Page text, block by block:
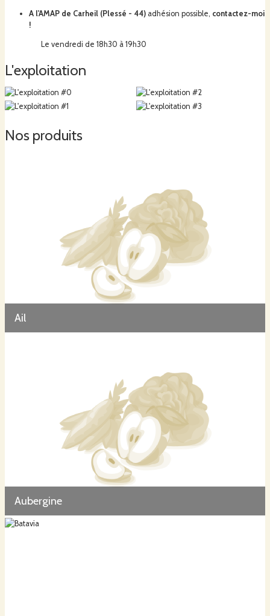
La présence de refuges à biodiversité : haies, zone humide,
mare et ruisseau, tas de bois, zones nons cultivées.
Résultats pour vous
Des légumes bio, frais et locaux toutes les semaines dans votre
retrait Cagette proche de chez vous ou sur votre lieu de travail.
Nous étudierons, ensemble, la faisabilité !
A l'AMAP de Carheil (Plessé - 44) adhésion possible, contactez-moi
!
Le vendredi de 18h30 à 19h30
L'exploitation
Nos produits
Ail
Aubergine